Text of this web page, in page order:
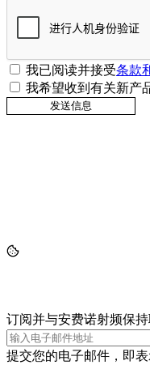
我已阅读并接受条款
我希望收到有关新产
订阅并与安费诺射频保
提交您的电子邮件，即